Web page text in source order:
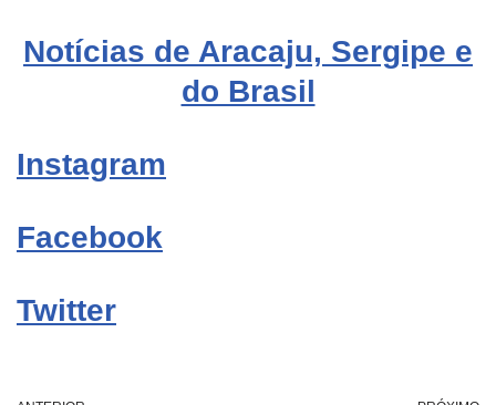
Notícias de Aracaju, Sergipe e
do Brasil
Instagram
Facebook
Twitter